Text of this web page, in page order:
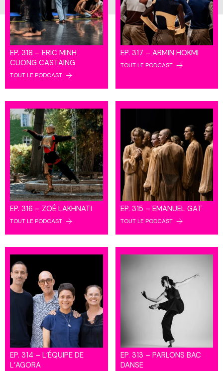
EP. 318 – ERIC MINH
CUONG CASTAING
TOUT LE PODCAST
EP. 317 – ARMIN HOKMI
TOUT LE PODCAST
EP. 316 – ZOÉ LAKHNATI
TOUT LE PODCAST
EP. 315 – EMANUEL GAT
TOUT LE PODCAST
EP. 314 – L’ÉQUIPE DE
L’AGORA
EP. 313 – PARLONS BAC
DANSE